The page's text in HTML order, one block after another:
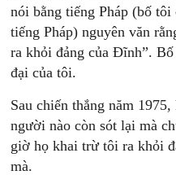
nói bằng tiếng Pháp (bố
tiếng Pháp) nguyên văn
ra khỏi đảng của Đĩnh”.
đại của tôi.
Sau chiến thắng năm
người nào còn sót lại mà
giờ họ khai trừ tôi ra khỏi
mà.